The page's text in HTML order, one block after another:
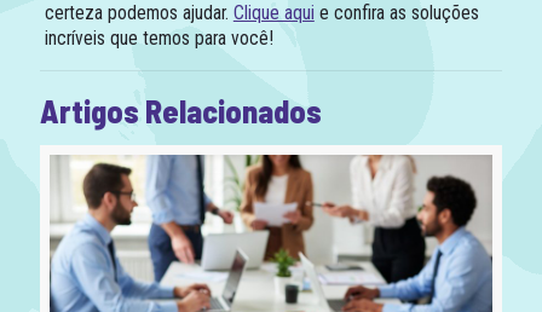
certeza podemos ajudar. Clique aqui e confira as soluções
incríveis que temos para você!
Artigos Relacionados